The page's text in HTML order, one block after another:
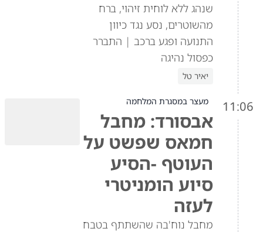
שנהג ללא לוחית זיהוי, ברח
מהשוטרים, נסע נגד כיוון
התנועה ופגע ברכב | התברר
כפסול נהיגה
יאיר טל
11:06 מעצר במסגרת המלחמה
אבסורד: מחבל
חמאס שפשט על
העוטף -הסיע
סיוע הומניטרי
לעזה
מחבל נוח'בה שהשתתף בטבח